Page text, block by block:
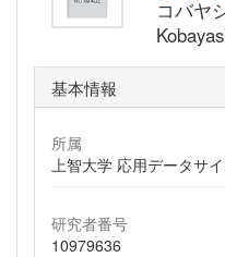
コバヤ
基本情報
所属
上智大学 応用データサ
研究者番号
10979636